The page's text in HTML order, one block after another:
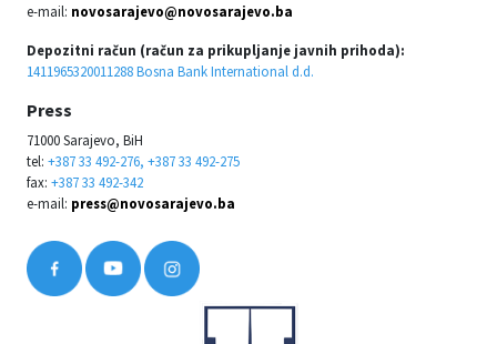
e-mail: novosarajevo@novosarajevo.ba
Depozitni račun (račun za prikupljanje javnih prihoda):
1411965320011288 Bosna Bank International d.d.
Press
71000 Sarajevo, BiH
tel: +387 33 492-276, +387 33 492-275
fax: +387 33 492-342
e-mail: press@novosarajevo.ba